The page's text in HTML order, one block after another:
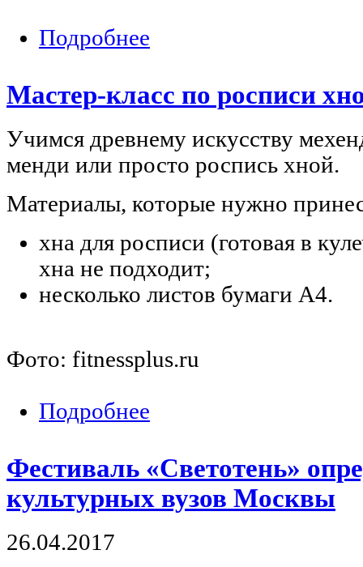
Подробнее
Мастер-класс по росписи
Учимся древнему искусству
менди или просто роспись хной.
Материалы, которые нужно
хна для росписи (готовая в
хна не подходит;
несколько листов бумаги А4.
Фото: fitnessplus.ru
Подробнее
Фестиваль «Светотень»
культурных вузов Москвы
26.04.2017